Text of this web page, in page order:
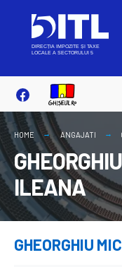
content
HOME ANGAJATI
ILEANA
GHEORGHIU
for: